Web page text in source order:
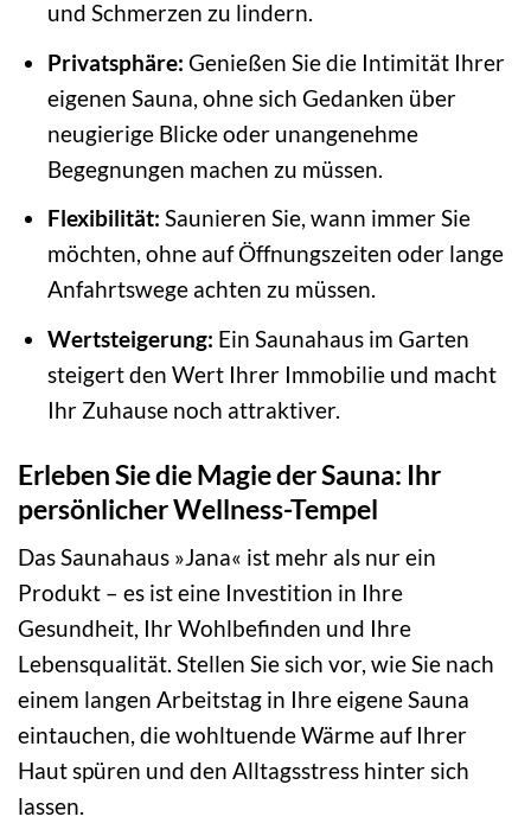
und Schmerzen zu lindern.
Privatsphäre: Genießen Sie die Intimität Ihrer
eigenen Sauna, ohne sich Gedanken über
neugierige Blicke oder unangenehme
Begegnungen machen zu müssen.
Flexibilität: Saunieren Sie, wann immer Sie
möchten, ohne auf Öffnungszeiten oder lange
Anfahrtswege achten zu müssen.
Wertsteigerung: Ein Saunahaus im Garten
steigert den Wert Ihrer Immobilie und macht
Ihr Zuhause noch attraktiver.
Erleben Sie die Magie der Sauna: Ihr
persönlicher Wellness-Tempel
Das Saunahaus »Jana« ist mehr als nur ein
Produkt – es ist eine Investition in Ihre
Gesundheit, Ihr Wohlbefinden und Ihre
Lebensqualität. Stellen Sie sich vor, wie Sie nach
einem langen Arbeitstag in Ihre eigene Sauna
eintauchen, die wohltuende Wärme auf Ihrer
Haut spüren und den Alltagsstress hinter sich
lassen.